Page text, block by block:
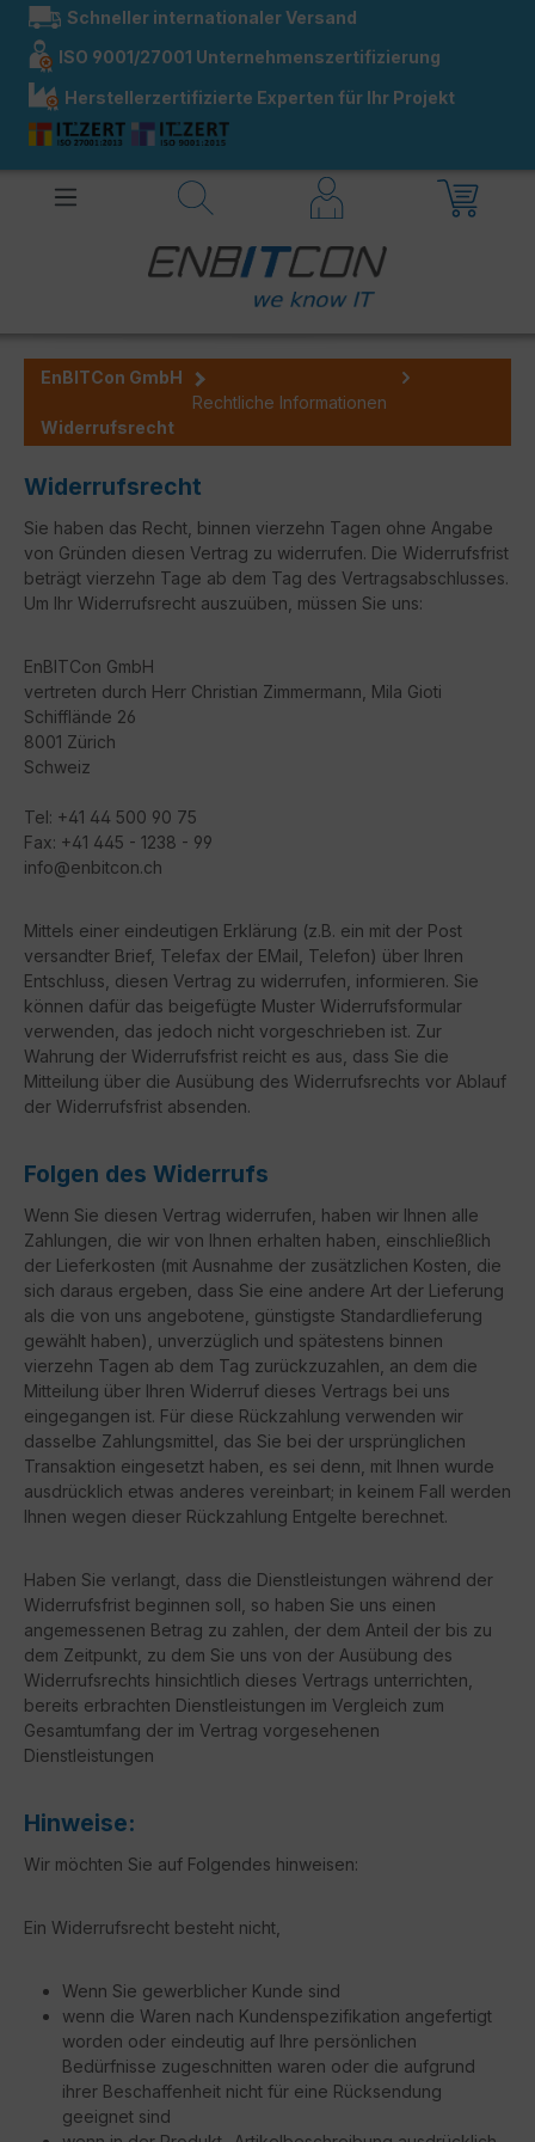
springen
Schneller internationaler Versand
ISO 9001/27001 Unternehmenszertifizierung
Herstellerzertifizierte Experten für Ihr Projekt
EnBITCon GmbH
Rechtliche Informationen
Widerrufsrecht
Widerrufsrecht
Sie haben das Recht, binnen vierzehn Tagen ohne Angabe
von Gründen diesen Vertrag zu widerrufen. Die Widerrufsfrist
beträgt vierzehn Tage ab dem Tag des Vertragsabschlusses.
Um Ihr Widerrufsrecht auszuüben, müssen Sie uns:
EnBITCon GmbH
vertreten durch Herr Christian Zimmermann, Mila Gioti
Schifflände 26
8001 Zürich
Schweiz
Tel: +41 44 500 90 75
Fax: +41 445 - 1238 - 99
info@enbitcon.ch
Mittels einer eindeutigen Erklärung (z.B. ein mit der Post
versandter Brief, Telefax der EMail, Telefon) über Ihren
Entschluss, diesen Vertrag zu widerrufen, informieren. Sie
können dafür das beigefügte Muster Widerrufsformular
verwenden, das jedoch nicht vorgeschrieben ist. Zur
Wahrung der Widerrufsfrist reicht es aus, dass Sie die
Mitteilung über die Ausübung des Widerrufsrechts vor Ablauf
der Widerrufsfrist absenden.
Folgen des Widerrufs
Wenn Sie diesen Vertrag widerrufen, haben wir Ihnen alle
Zahlungen, die wir von Ihnen erhalten haben, einschließlich
der Lieferkosten (mit Ausnahme der zusätzlichen Kosten, die
sich daraus ergeben, dass Sie eine andere Art der Lieferung
als die von uns angebotene, günstigste Standardlieferung
gewählt haben), unverzüglich und spätestens binnen
vierzehn Tagen ab dem Tag zurückzuzahlen, an dem die
Mitteilung über Ihren Widerruf dieses Vertrags bei uns
eingegangen ist. Für diese Rückzahlung verwenden wir
dasselbe Zahlungsmittel, das Sie bei der ursprünglichen
Transaktion eingesetzt haben, es sei denn, mit Ihnen wurde
ausdrücklich etwas anderes vereinbart; in keinem Fall werden
Ihnen wegen dieser Rückzahlung Entgelte berechnet.
Haben Sie verlangt, dass die Dienstleistungen während der
Widerrufsfrist beginnen soll, so haben Sie uns einen
angemessenen Betrag zu zahlen, der dem Anteil der bis zu
dem Zeitpunkt, zu dem Sie uns von der Ausübung des
Widerrufsrechts hinsichtlich dieses Vertrags unterrichten,
bereits erbrachten Dienstleistungen im Vergleich zum
Gesamtumfang der im Vertrag vorgesehenen
Dienstleistungen
Hinweise:
Wir möchten Sie auf Folgendes hinweisen:
Ein Widerrufsrecht besteht nicht,
Wenn Sie gewerblicher Kunde sind
wenn die Waren nach Kundenspezifikation angefertigt
worden oder eindeutig auf Ihre persönlichen
Bedürfnisse zugeschnitten waren oder die aufgrund
ihrer Beschaffenheit nicht für eine Rücksendung
geeignet sind